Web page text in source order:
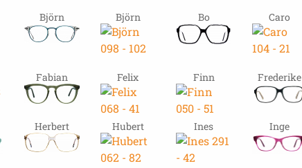
Björn Björn Bo Caro
Fabian Felix Finn Frederike
Herbert Hubert Ines Inge